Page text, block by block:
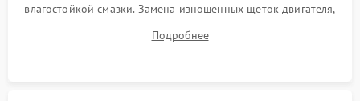
влагостойкой смазки. Замена изношенных щеток двигателя,
или поврежденной резиновой манжеты.
Подробнее